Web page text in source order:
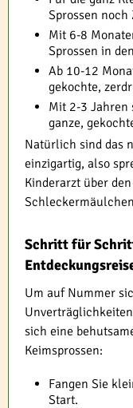
Sprossen
Mit 6-8
Sprossen in
Ab 10-12
gekochte,
Mit 2-3 Jahren
ganze,
Natürlich sind das
einzigartig, also
Kinderarzt über
Schritt für
Um auf Nummer
sich eine
Keimsprossen:
Fangen Sie
Start.